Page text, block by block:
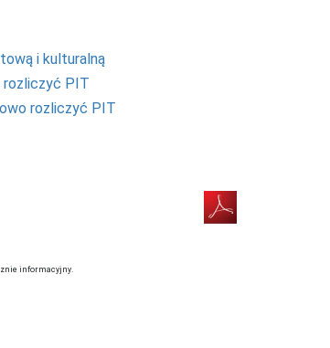
i kulturalną
rozliczyć PIT
rozliczyć PIT
informacyjny.